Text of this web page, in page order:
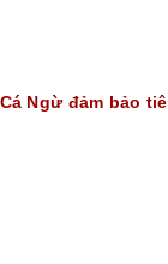
Ngừ đảm bảo